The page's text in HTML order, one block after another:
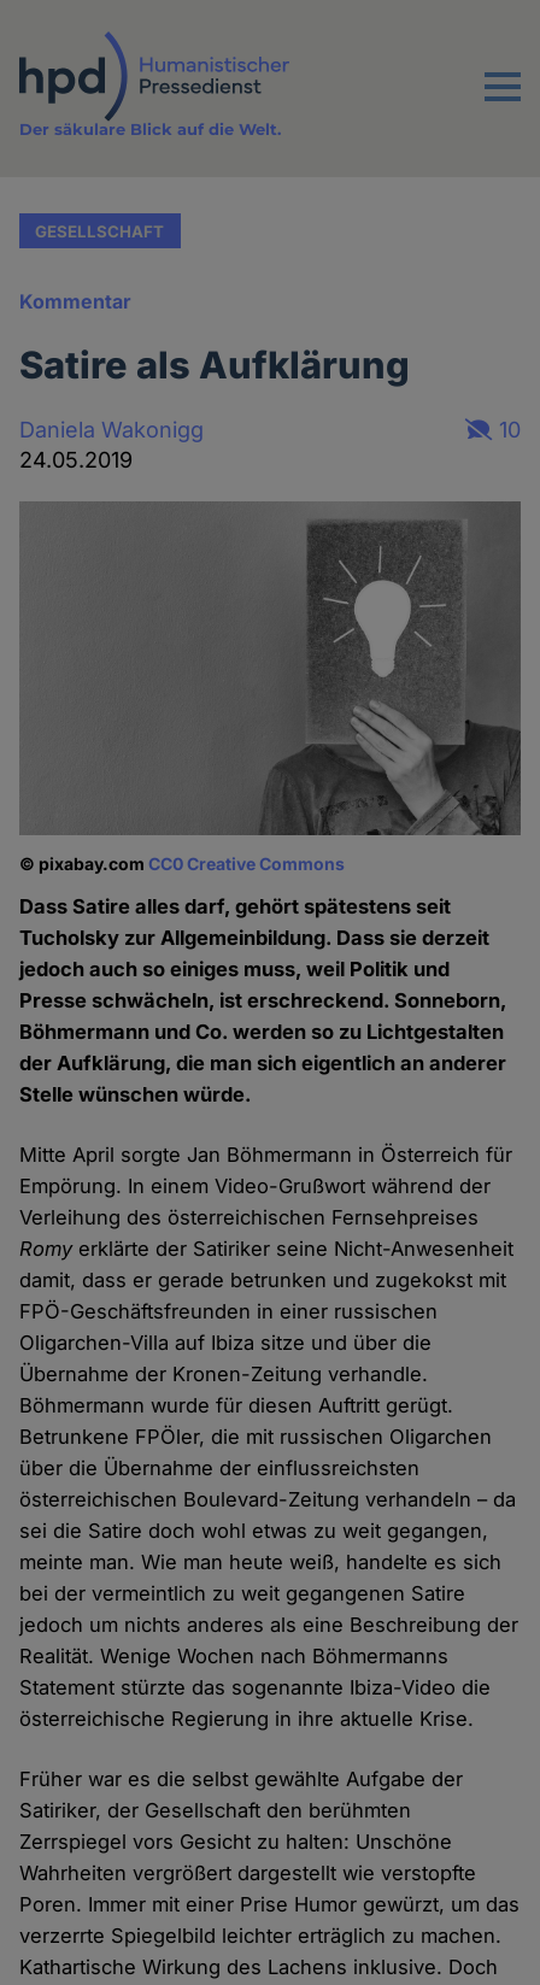
Inhalt
Menu
Der säkulare Blick auf die Welt.
GESELLSCHAFT
Kommentar
Satire als Aufklärung
Daniela Wakonigg
24.05.2019
10
© pixabay.comCC0 Creative Commons
Dass Satire alles darf, gehört spätestens seit
Tucholsky zur Allgemeinbildung. Dass sie derzeit
jedoch auch so einiges muss, weil Politik und
Presse schwächeln, ist erschreckend. Sonneborn,
Böhmermann und Co. werden so zu Lichtgestalten
der Aufklärung, die man sich eigentlich an anderer
Stelle wünschen würde.
Mitte April sorgte Jan Böhmermann in Österreich für
Empörung. In einem Video-Grußwort während der
Verleihung des österreichischen Fernsehpreises
Romy erklärte der Satiriker seine Nicht-Anwesenheit
damit, dass er gerade betrunken und zugekokst mit
FPÖ-Geschäftsfreunden in einer russischen
Oligarchen-Villa auf Ibiza sitze und über die
Übernahme der Kronen-Zeitung verhandle.
Böhmermann wurde für diesen Auftritt gerügt.
Betrunkene FPÖler, die mit russischen Oligarchen
über die Übernahme der einflussreichsten
österreichischen Boulevard-Zeitung verhandeln – da
sei die Satire doch wohl etwas zu weit gegangen,
meinte man. Wie man heute weiß, handelte es sich
bei der vermeintlich zu weit gegangenen Satire
jedoch um nichts anderes als eine Beschreibung der
Realität. Wenige Wochen nach Böhmermanns
Statement stürzte das sogenannte Ibiza-Video die
österreichische Regierung in ihre aktuelle Krise.
Früher war es die selbst gewählte Aufgabe der
Satiriker, der Gesellschaft den berühmten
Zerrspiegel vors Gesicht zu halten: Unschöne
Wahrheiten vergrößert dargestellt wie verstopfte
Poren. Immer mit einer Prise Humor gewürzt, um das
verzerrte Spiegelbild leichter erträglich zu machen.
Kathartische Wirkung des Lachens inklusive. Doch